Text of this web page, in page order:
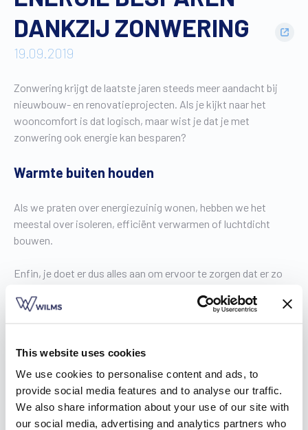
This website uses cookies
We use cookies to personalise content and ads, to
provide social media features and to analyse our traffic.
We also share information about your use of our site with
our social media, advertising and analytics partners who
DANKZIJ ZONWERING
19.09.2019
Zonwering krijgt de laatste jaren steeds meer aandacht bij
nieuwbouw- en renovatieprojecten. Als je kijkt naar het
wooncomfort is dat logisch, maar wist je dat je met
zonwering ook energie kan besparen?
Warmte buiten houden
Als we praten over energiezuinig wonen, hebben we het
meestal over isoleren, efficiënt verwarmen of luchtdicht
bouwen.
Enfin, je doet er dus alles aan om ervoor te zorgen dat er zo
omdat je dan tijdens de koude herfst- en wintermaanden
Een neveneffect van al die ingrepen, is dat het in de zomer
dan net té warm kan worden in huis. Vervelend voor je
comfort, dat spreekt voor zich. Maar ook voor je
energiefactuur. Want als het vaak te warm wordt, heb je al
snel airconditioning nodig die dan weer flink wat stroom gaat